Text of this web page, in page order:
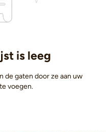
is leeg
de gaten door ze aan uw
voegen.